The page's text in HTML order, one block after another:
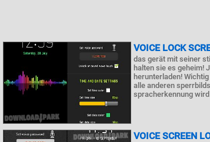
VOICE LOCK
das gerät mit seiner
halten sie es geheim!
herunterladen!
alle anderen
spracherkennung
VOICE SCREEN